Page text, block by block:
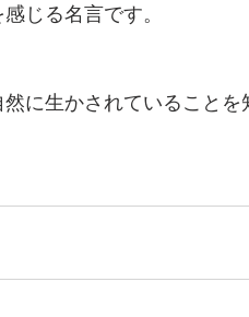
じる名言です。
に生かされていることを